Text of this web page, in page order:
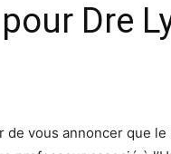
Dre
de vous annoncer que